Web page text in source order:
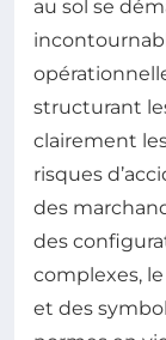
au sol se
structurant
clairement
risques
des
des
complexes,
et des